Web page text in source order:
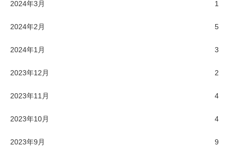
2024年3月 1
2024年2月 5
2024年1月 3
2023年12月 2
2023年11月 4
2023年10月 4
2023年9月 9